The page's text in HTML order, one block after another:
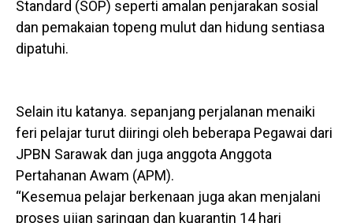
Standard (SOP) seperti amalan penjarakan sosial
dan pemakaian topeng mulut dan hidung sentiasa
dipatuhi.
Selain itu katanya. sepanjang perjalanan menaiki
feri pelajar turut diiringi oleh beberapa Pegawai dari
JPBN Sarawak dan juga anggota Anggota
Pertahanan Awam (APM).
“Kesemua pelajar berkenaan juga akan menjalani
proses ujian saringan dan kuarantin 14 hari